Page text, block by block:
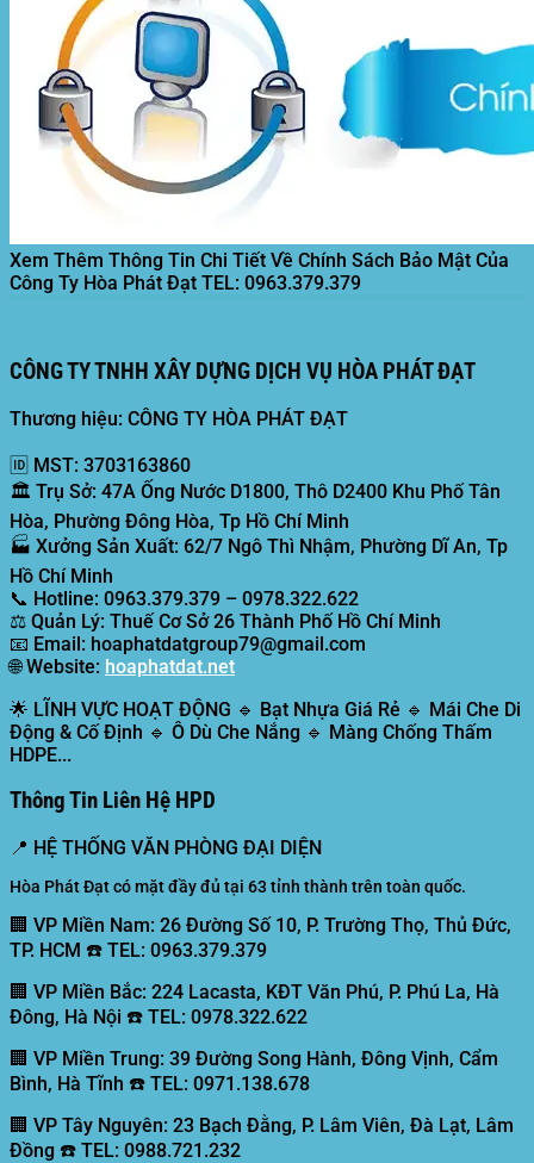
Xem Thêm Thông Tin Chi Tiết Về Chính Sách Bảo Mật Của
Công Ty Hòa Phát Đạt TEL: 0963.379.379
CÔNG TY TNHH XÂY DỰNG DỊCH VỤ HÒA PHÁT ĐẠT
Thương hiệu: CÔNG TY HÒA PHÁT ĐẠT
🆔 MST: 3703163860
🏛️ Trụ Sở: 47A Ống Nước D1800, Thô D2400 Khu Phố Tân
Hòa, Phường Đông Hòa, Tp Hồ Chí Minh
🏭 Xưởng Sản Xuất: 62/7 Ngô Thì Nhậm, Phường Dĩ An, Tp
Hồ Chí Minh
📞 Hotline: 0963.379.379 – 0978.322.622
⚖️ Quản Lý: Thuế Cơ Sở 26 Thành Phố Hồ Chí Minh
📧 Email: hoaphatdatgroup79@gmail.com
🌐Website: hoaphatdat.net
🌟 LĨNH VỰC HOẠT ĐỘNG 🔹 Bạt Nhựa Giá Rẻ 🔹 Mái Che Di
Động & Cố Định 🔹 Ô Dù Che Nắng 🔹 Màng Chống Thấm
HDPE...
Thông Tin Liên Hệ HPD
📍 HỆ THỐNG VĂN PHÒNG ĐẠI DIỆN
Hòa Phát Đạt có mặt đầy đủ tại 63 tỉnh thành trên toàn quốc.
🏢 VP Miền Nam: 26 Đường Số 10, P. Trường Thọ, Thủ Đức,
TP. HCM ☎️ TEL: 0963.379.379
🏢 VP Miền Bắc: 224 Lacasta, KĐT Văn Phú, P. Phú La, Hà
Đông, Hà Nội ☎️ TEL: 0978.322.622
🏢 VP Miền Trung: 39 Đường Song Hành, Đông Vịnh, Cẩm
Bình, Hà Tĩnh ☎️ TEL: 0971.138.678
🏢 VP Tây Nguyên: 23 Bạch Đằng, P. Lâm Viên, Đà Lạt, Lâm
Đồng ☎️ TEL: 0988.721.232